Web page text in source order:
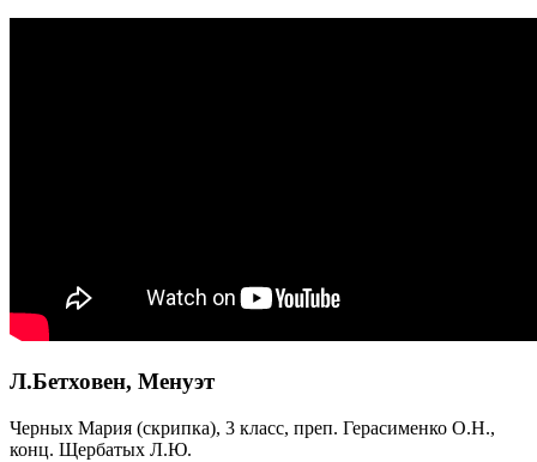
Л.Бетховен, Менуэт
Черных Мария (скрипка), 3 класс, преп. Герасименко О.Н.,
конц. Щербатых Л.Ю.